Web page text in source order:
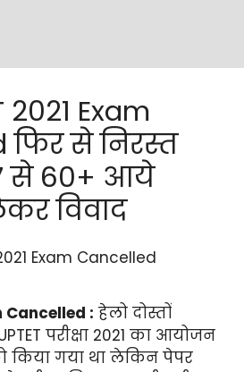
2021 Exam
फिर से निरस्त
से 60+ आये
विवाद
Cancelled : हेलो दोस्तों
परीक्षा 2021 का आयोजन
किया गया था लेकिन पेपर